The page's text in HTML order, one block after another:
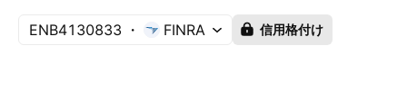
ENB4130833 FINRA 信用格付け